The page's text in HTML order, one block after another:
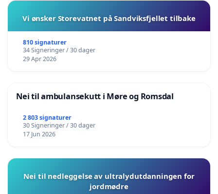
Vi ønsker Storevatnet på Sandviksfjellet tilbake
810 signaturer
34 Signeringer / 30 dager
29 Apr 2026
Nei til ambulansekutt i Møre og Romsdal
2 803 signaturer
30 Signeringer / 30 dager
17 Jun 2026
Nei til nedleggelse av ultralydutdanningen for
jordmødre